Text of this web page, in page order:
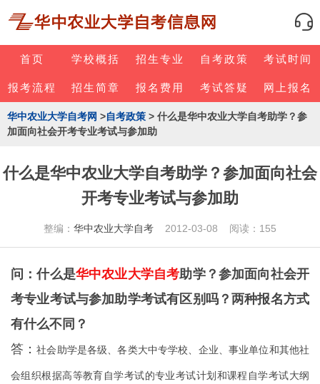
首页 学校概括 招生专业 自考政策 考试时间
报考流程 招生简章 报名费用 考试答疑 网上报名
华中农业大学自考网 >自考政策 > 什么是华中农业大学自考助学？参
加面向社会开考专业考试与参加助
什么是华中农业大学自考助学？参加面向社会
开考专业考试与参加助
整编： 华中农业大学自考 2012-03-08 阅读：155
问：什么是华中农业大学自考助学？参加面向社会开
考专业考试与参加助学考试有区别吗？两种报名方式
有什么不同？
答：社会助学是各级、各类大中专学校、企业、事业单位和其他社
会组织根据高等教育自学考试的专业考试计划和课程自学考试大纲